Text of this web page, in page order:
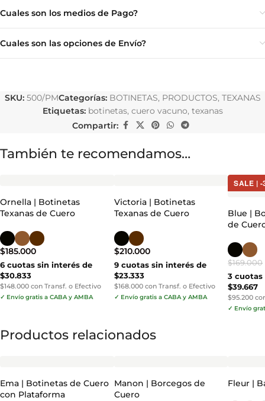
Cuales son los medios de Pago?
Cuales son las opciones de Envío?
SKU: 500/PMCategorías: BOTINETAS, PRODUCTOS, TEXANAS
Etiquetas: botinetas, cuero vacuno, texanas
Compartir:
También te recomendamos…
Ornella | Botinetas
Texanas de Cuero
$185.000
6 cuotas sin interés de
$30.833
$148.000 con Transf. o Efectivo
✓ Envío gratis a CABA y AMBA
Victoria | Botinetas
Texanas de Cuero
$210.000
9 cuotas sin interés de
$23.333
$168.000 con Transf. o Efectivo
✓ Envío gratis a CABA y AMBA
SALE | -
Blue |
de
$169.000
3 cuotas
$39.667
$95.200
✓ Envío
Productos relacionados
Ema | Botinetas de Cuero
con Plataforma
Manon | Borcegos de
Cuero
Fleur |